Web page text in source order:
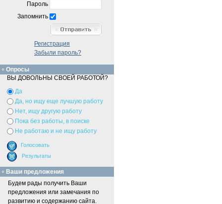
Пароль
Запомнить
Регистрация
Забыли пароль?
Опросы
ВЫ ДОВОЛЬНЫ СВОЕЙ РАБОТОЙ?
Да
Да, но ищу еще лучшую работу
Нет, ищу другую работу
Пока без работы, в поиске
Не работаю и не ищу работу
Ваши предложения
Будем рады получить Ваши
предложения или замечания по
развитию и содержанию сайта.